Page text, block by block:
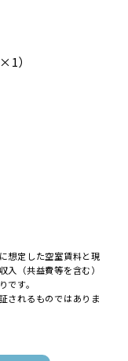
）
想定した空室賃料と現
入（共益費等を含む）
です。
されるものではありま